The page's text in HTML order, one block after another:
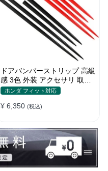
ドアバンパーストリップ 高級
感 3色 外装 アクセサリ 取付
簡単 保護フィルム キズ防止
ホンダ フィット対応
¥ 6,350 (税込)